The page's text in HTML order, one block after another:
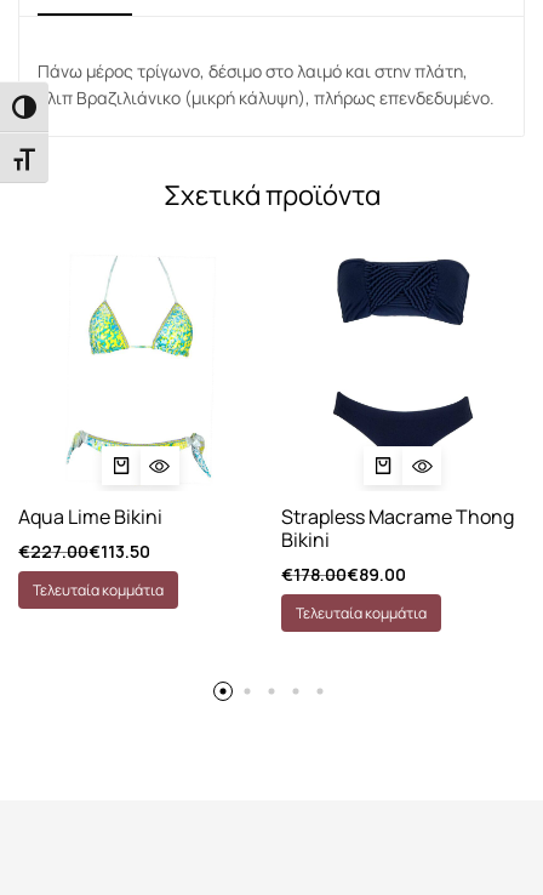
Εναλλαγή Υψηλής Αντίθεσης
Εναλλαγή Μεγέθους Γραμμάτων
Πάνω μέρος τρίγωνο, δέσιμο στο λαιμό και στην πλάτη,
σλιπ Βραζιλιάνικο (μικρή κάλυψη), πλήρως επενδεδυμένο.
Σχετικά προϊόντα
Aqua Lime Bikini
€227.00€113.50
Τελευταία κομμάτια
Strapless Macrame Thong
Bikini
€178.00€89.00
Τελευταία κομμάτια